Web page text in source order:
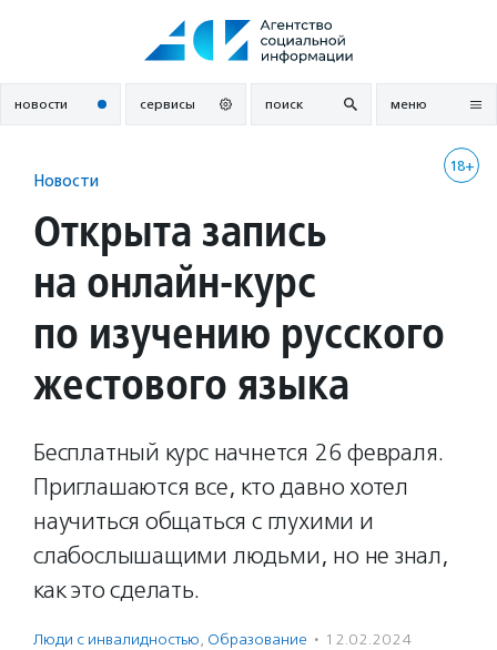
новости сервисы поиск меню
18+
Новости
Открыта запись
на онлайн-курс
по изучению русского
жестового языка
Бесплатный курс начнется 26 февраля.
Приглашаются все, кто давно хотел
научиться общаться с глухими и
слабослышащими людьми, но не знал,
как это сделать.
Люди с инвалидностью, Образование · 12.02.2024